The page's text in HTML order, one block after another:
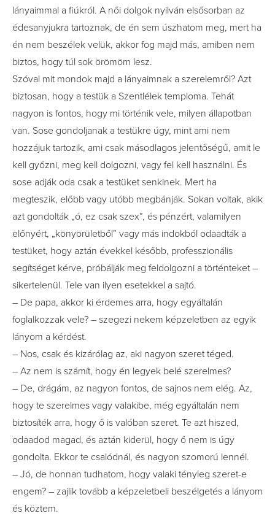
lányaimmal a fiúkról. A női dolgok nyilván elsősorban az
édesanyjukra tartoznak, de én sem úszhatom meg, mert ha
én nem beszélek velük, akkor fog majd más, amiben nem
biztos, hogy túl sok örömöm lesz.
Szóval mit mondok majd a lányaimnak a szerelemről? Azt
biztosan, hogy a testük a Szentlélek temploma. Tehát
nagyon is fontos, hogy mi történik vele, milyen állapotban
van. Sose gondoljanak a testükre úgy, mint ami nem
hozzájuk tartozik, ami csak másodlagos jelentőségű, amit le
kell győzni, meg kell dolgozni, vagy fel kell használni. És
sose adják oda csak a testüket senkinek. Mert ha
megteszik, előbb vagy utóbb megbánják. Sokan voltak, akik
azt gondolták „ó, ez csak szex”, és pénzért, valamilyen
előnyért, „könyörületből” vagy más indokból odaadták a
testüket, hogy aztán évekkel később, professzionális
segítséget kérve, próbálják meg feldolgozni a történteket –
sikertelenül. Tele van ilyen esetekkel a sajtó.
– De papa, akkor ki érdemes arra, hogy egyáltalán
foglalkozzak vele? – szegezi nekem képzeletben az egyik
lányom a kérdést.
– Nos, csak és kizárólag az, aki nagyon szeret téged.
– Az nem is számít, hogy én legyek belé szerelmes?
– De, drágám, az nagyon fontos, de sajnos nem elég. Az,
hogy te szerelmes vagy valakibe, még egyáltalán nem
biztosíték arra, hogy ő is valóban szeret. Te azt hiszed,
odaadod magad, és aztán kiderül, hogy ő nem is úgy
gondolta. Ekkor te csalódnál, és nagyon szomorú lennél.
– Jó, de honnan tudhatom, hogy valaki tényleg szeret-e
engem? – zajlik tovább a képzeletbeli beszélgetés a lányom
és köztem.